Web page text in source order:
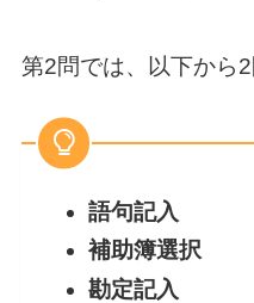
第2問では、以下から2
語句記入
補助簿選択
勘定記入